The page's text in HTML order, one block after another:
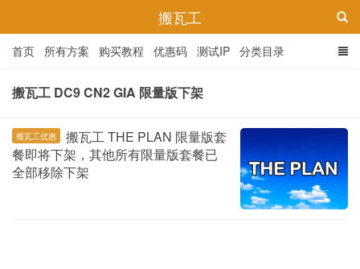
搬瓦工
首页 所有方案 购买教程 优惠码 测试IP 分类目录
搬瓦工 DC9 CN2 GIA 限量版下架
搬瓦工优惠
搬瓦工 THE PLAN 限量版套
餐即将下架，其他所有限量版套餐已
全部移除下架